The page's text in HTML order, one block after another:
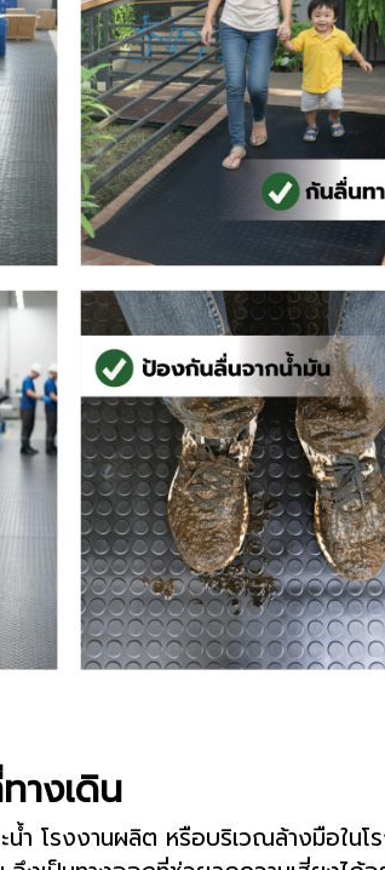
างเดิน
น้ำ โรงงานผลิต หรือบริเวณล้างมือใ